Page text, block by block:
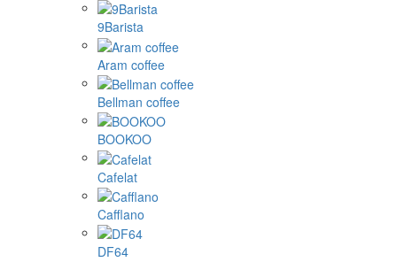
9Barista
Aram coffee
Bellman coffee
BOOKOO
Cafelat
Cafflano
DF64